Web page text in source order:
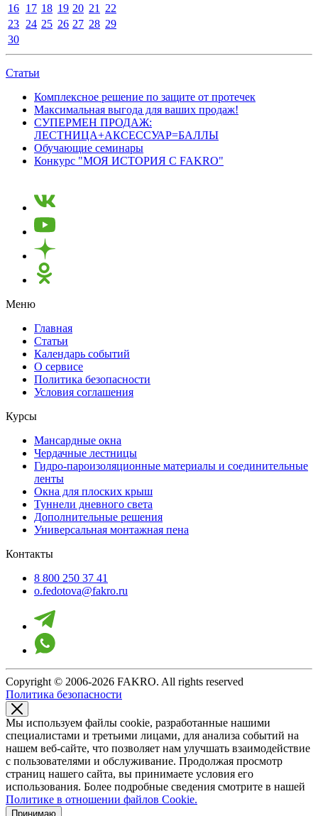
16 17 18 19 20 21
22
23 24 25 26 27 28 29
30
Статьи
Комплексное решение по защите от протечек
Максимальная выгода для ваших продаж!
СУПЕРМЕН ПРОДАЖ:
ЛЕСТНИЦА+АКСЕССУАР=БАЛЛЫ
Обучающие семинары
Конкурс "МОЯ ИСТОРИЯ С FAKRO"
Меню
Главная
Статьи
Календарь событий
О сервисе
Политика безопасности
Условия соглашения
Курсы
Мансардные окна
Чердачные лестницы
Гидро-пароизоляционные материалы и соединительные
ленты
Окна для плоских крыш
Туннели дневного света
Дополнительные решения
Универсальная монтажная пена
Контакты
8 800 250 37 41
o.fedotova@fakro.ru
Copyright © 2006-2026 FAKRO. All rights reserved
Политика безопасности
Мы используем файлы cookie, разработанные нашими
специалистами и третьими лицами, для анализа событий на
нашем веб-сайте, что позволяет нам улучшать взаимодействие
с пользователями и обслуживание. Продолжая просмотр
страниц нашего сайта, вы принимаете условия его
использования. Более подробные сведения смотрите в нашей
Политике в отношении файлов Cookie.
Принимаю